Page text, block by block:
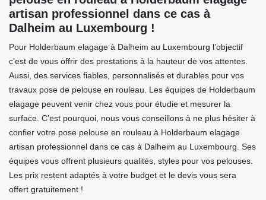
artisan professionnel dans ce cas à
Dalheim au Luxembourg !
Pour Holderbaum elagage à Dalheim au Luxembourg l’objectif
c’est de vous offrir des prestations à la hauteur de vos attentes.
Aussi, des services fiables, personnalisés et durables pour vos
travaux pose de pelouse en rouleau. Les équipes de Holderbaum
elagage peuvent venir chez vous pour étudie et mesurer la
surface. C’est pourquoi, nous vous conseillons à ne plus hésiter à
confier votre pose pelouse en rouleau à Holderbaum elagage
artisan professionnel dans ce cas à Dalheim au Luxembourg. Ses
équipes vous offrent plusieurs qualités, styles pour vos pelouses.
Les prix restent adaptés à votre budget et le devis vous sera
offert gratuitement !